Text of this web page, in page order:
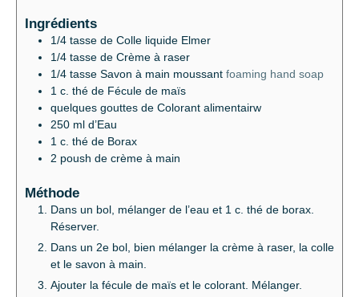
Ingrédients
1/4 tasse de Colle liquide Elmer
1/4 tasse de Crème à raser
1/4 tasse Savon à main moussant foaming hand soap
1 c. thé de Fécule de maïs
quelques gouttes de Colorant alimentairw
250 ml d’Eau
1 c. thé de Borax
2 poush de crème à main
Méthode
Dans un bol, mélanger de l’eau et 1 c. thé de borax.
Réserver.
Dans un 2e bol, bien mélanger la crème à raser, la colle
et le savon à main.
Ajouter la fécule de maïs et le colorant. Mélanger.